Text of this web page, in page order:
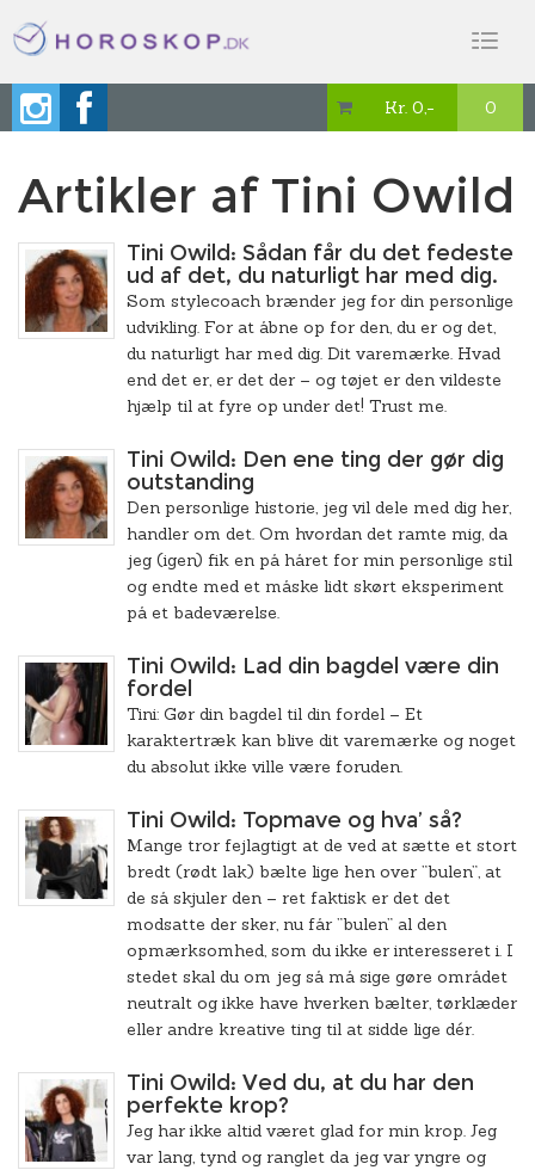
 Kr. 0,- 0
Artikler af Tini Owild
Tini Owild: Sådan får du det fedeste
ud af det, du naturligt har med dig.
Som stylecoach brænder jeg for din personlige
udvikling. For at åbne op for den, du er og det,
du naturligt har med dig. Dit varemærke. Hvad
end det er, er det der – og tøjet er den vildeste
hjælp til at fyre op under det! Trust me.
Tini Owild: Den ene ting der gør dig
outstanding
Den personlige historie, jeg vil dele med dig her,
handler om det. Om hvordan det ramte mig, da
jeg (igen) fik en på håret for min personlige stil
og endte med et måske lidt skørt eksperiment
på et badeværelse.
Tini Owild: Lad din bagdel være din
fordel
Tini: Gør din bagdel til din fordel – Et
karaktertræk kan blive dit varemærke og noget
du absolut ikke ville være foruden.
Tini Owild: Topmave og hva’ så?
Mange tror fejlagtigt at de ved at sætte et stort
bredt (rødt lak) bælte lige hen over ”bulen”, at
de så skjuler den – ret faktisk er det det
modsatte der sker, nu får ”bulen” al den
opmærksomhed, som du ikke er interesseret i. I
stedet skal du om jeg så må sige gøre området
neutralt og ikke have hverken bælter, tørklæder
eller andre kreative ting til at sidde lige dér.
Tini Owild: Ved du, at du har den
perfekte krop?
Jeg har ikke altid været glad for min krop. Jeg
var lang, tynd og ranglet da jeg var yngre og